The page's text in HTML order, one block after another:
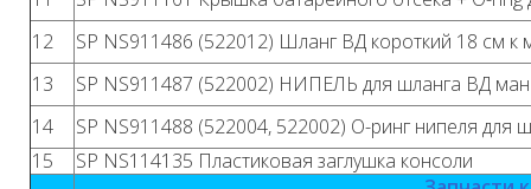
12
SP NS911486 (522012) Шланг ВД короткий 18 см к
13
SP NS911487 (522002) НИПЕЛЬ для шланга ВД
14
SP NS911488 (522004, 522002) О-ринг нипеля
15
SP NS114135 Пластиковая заглушка консоли